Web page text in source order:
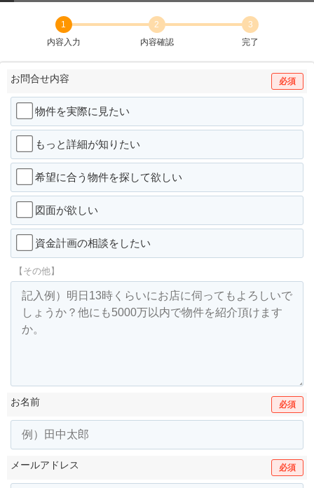
1
内容入力
2
内容確認
3
完了
お問合せ内容 必須
物件を実際に見たい
もっと詳細が知りたい
希望に合う物件を探して欲しい
図面が欲しい
資金計画の相談をしたい
【その他】
お名前 必須
メールアドレス 必須